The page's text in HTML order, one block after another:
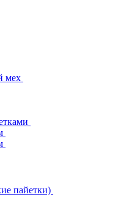
мех
пайетки)